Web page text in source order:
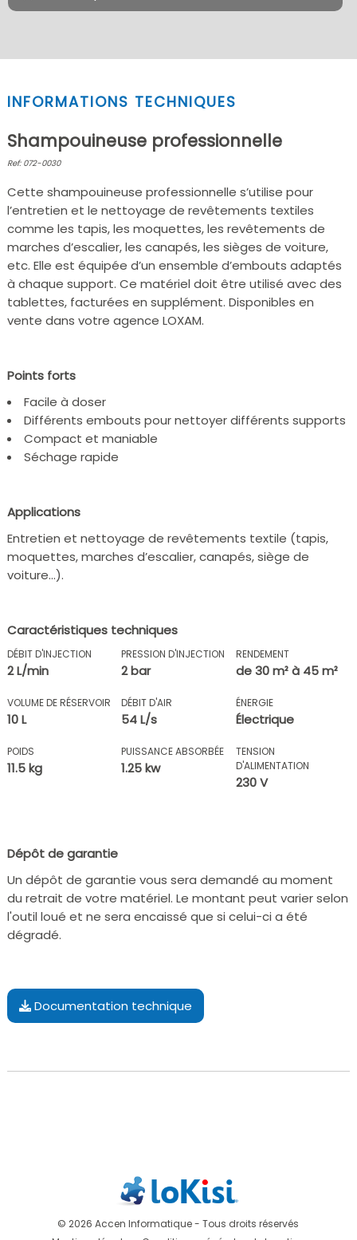
INFORMATIONS TECHNIQUES
Shampouineuse professionnelle
Ref: 072-0030
Cette shampouineuse professionnelle s’utilise pour
l’entretien et le nettoyage de revêtements textiles
comme les tapis, les moquettes, les revêtements de
marches d’escalier, les canapés, les sièges de voiture,
etc. Elle est équipée d’un ensemble d’embouts adaptés
à chaque support. Ce matériel doit être utilisé avec des
tablettes, facturées en supplément. Disponibles en
vente dans votre agence LOXAM.
Points forts
Facile à doser
Différents embouts pour nettoyer différents supports
Compact et maniable
Séchage rapide
Applications
Entretien et nettoyage de revêtements textile (tapis,
moquettes, marches d’escalier, canapés, siège de
voiture…).
Caractéristiques techniques
DÉBIT D'INJECTION
2 L/min
PRESSION D'INJECTION
2 bar
RENDEMENT
de 30 m² à 45 m²
VOLUME DE RÉSERVOIR
10 L
DÉBIT D'AIR
54 L/s
ÉNERGIE
Électrique
POIDS
11.5 kg
PUISSANCE ABSORBÉE
1.25 kw
TENSION
D'ALIMENTATION
230 V
Dépôt de garantie
Un dépôt de garantie vous sera demandé au moment
du retrait de votre matériel. Le montant peut varier selon
l'outil loué et ne sera encaissé que si celui-ci a été
dégradé.
Documentation technique
© 2026 Accen Informatique - Tous droits réservés